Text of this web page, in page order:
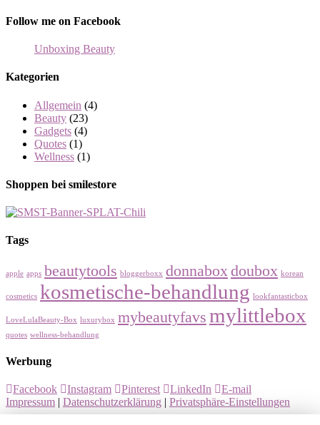
Follow me on Facebook
Unboxing Beauty
Kategorien
Allgemein (4)
Beauty (23)
Gadgets (4)
Quotes (1)
Wellness (1)
Shoppen bei smilestore
Tags
apple apps beautytools bloggerboxx donnabox doubox korean
cosmetics kosmetische-behandlung lookfantasticbox
LoveLulaBeauty-Box luxurybox mybeautyfavs mylittlebox
quotes wellness-behandlung
Werbung
Facebook Instagram Pinterest LinkedIn
E-mail
Impressum | Datenschutzerklärung | Privatsphäre-Einstellungen